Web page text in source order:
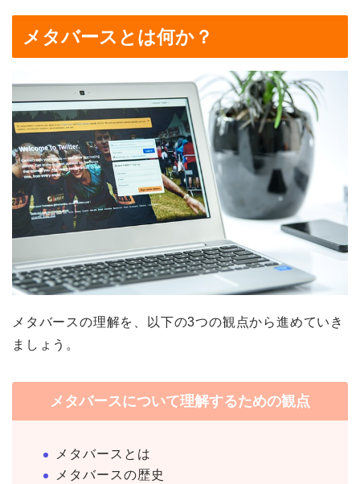
メタバースとは何か？
メタバースの理解を、以下の3つの観点から進めていき
ましょう。
メタバースについて理解するための観点
メタバースとは
メタバースの歴史